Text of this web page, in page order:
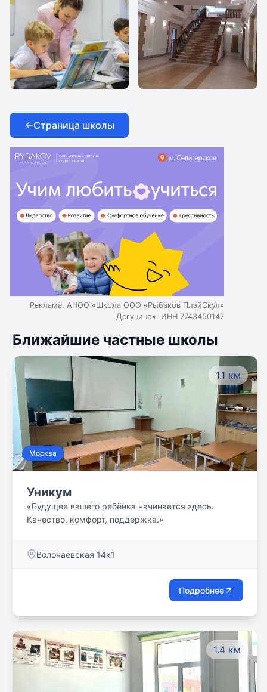
Страница школы
Реклама. АНОО «Школа ООО «Рыбаков ПлэйСкул»
Дегунино». ИНН 7743450147
Ближайшие частные школы
1.1 км
Москва
Уникум
«Будущее вашего ребёнка начинается здесь.
Качество, комфорт, поддержка.»
Волочаевская 14к1
Подробнее
1.4 км